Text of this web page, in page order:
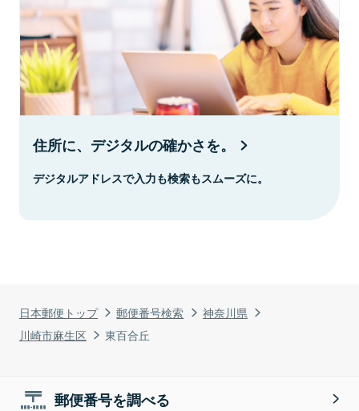
日本郵便トップ 郵便番号検索
神奈川県
川崎市麻生区
東百合丘
住所に、デジタルの確かさを。
デジタルアドレスで入力も検索もスムーズに。
郵便番号を調べる